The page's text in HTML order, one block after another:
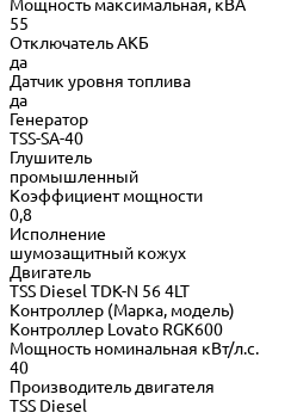
Мощность максимальная, кВА
55
Отключатель АКБ
да
Датчик уровня топлива
да
Генератор
TSS-SA-40
Глушитель
промышленный
Коэффициент мощности
0,8
Исполнение
шумозащитный кожух
Двигатель
TSS Diesel TDK-N 56 4LT
Контроллер (Марка, модель)
Контроллер Lovato RGK600
Мощность номинальная кВт/л.с.
40
Производитель двигателя
TSS Diesel